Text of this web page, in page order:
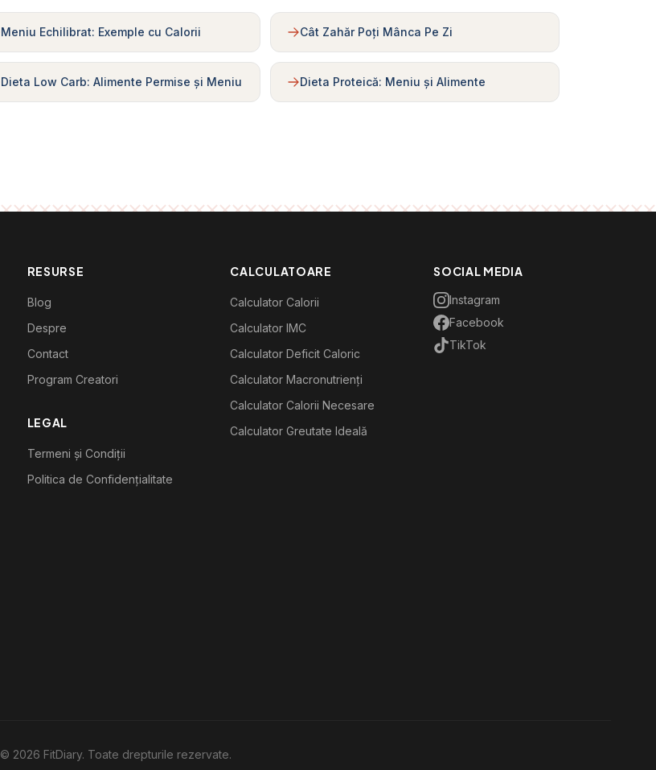
Meniu Echilibrat: Exemple cu Calorii Cât Zahăr Poți Mânca Pe Zi
Dieta Low Carb: Alimente Permise și Meniu Dieta Proteică: Meniu și Alimente
RESURSE
Blog
Despre
Contact
Program Creatori
LEGAL
Termeni și Condiții
Politica de Confidențialitate
CALCULATOARE
Calculator Calorii
Calculator IMC
Calculator Deficit Caloric
Calculator Macronutrienți
Calculator Calorii Necesare
Calculator Greutate Ideală
SOCIAL MEDIA
Instagram
Facebook
TikTok
© 2026 FitDiary. Toate drepturile rezervate.